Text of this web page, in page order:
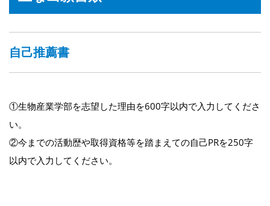
自己推薦書
①生物産業学部を志望した理由を600字以内で入力してくださ
い。
②今までの活動歴や取得資格等を踏まえての自己PRを250字
以内で入力してください。